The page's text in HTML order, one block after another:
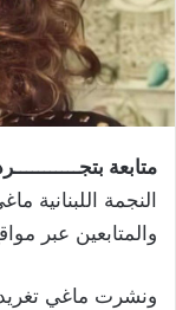
متابعة
النجمة اللبنانية
والمتابعين عبر
ونشرت ماغي